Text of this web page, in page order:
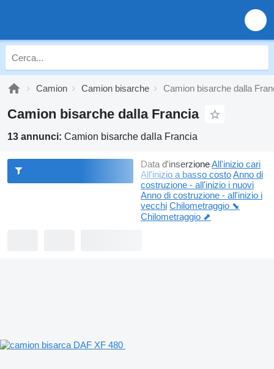
Camion Camion bisarche Camion bisarche dalla
Camion bisarche dalla Francia
13 annunci: Camion bisarche dalla Francia
Data d'inserzioneAll'inizio cari
All'inizio a basso costoAnno di
costruzione - all'inizio i nuovi
Anno di costruzione - all'inizio i
vecchi Chilometraggio ⬊
Chilometraggio ⬈